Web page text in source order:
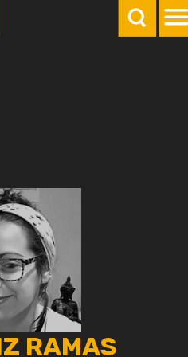
RAMAS